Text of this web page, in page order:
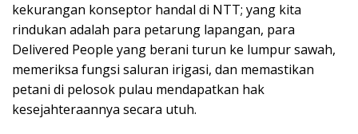
kekurangan konseptor handal di NTT; yang kita
rindukan adalah para petarung lapangan, para
Delivered People yang berani turun ke lumpur sawah,
memeriksa fungsi saluran irigasi, dan memastikan
petani di pelosok pulau mendapatkan hak
kesejahteraannya secara utuh.